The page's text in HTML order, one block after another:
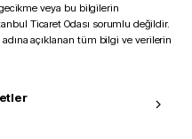
veya bu bilgilerin
Ticaret Odası sorumlu değildir.
açıklanan tüm bilgi ve verilerin